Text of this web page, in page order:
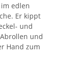
edlen
Er kippt
und
und
Hand zum